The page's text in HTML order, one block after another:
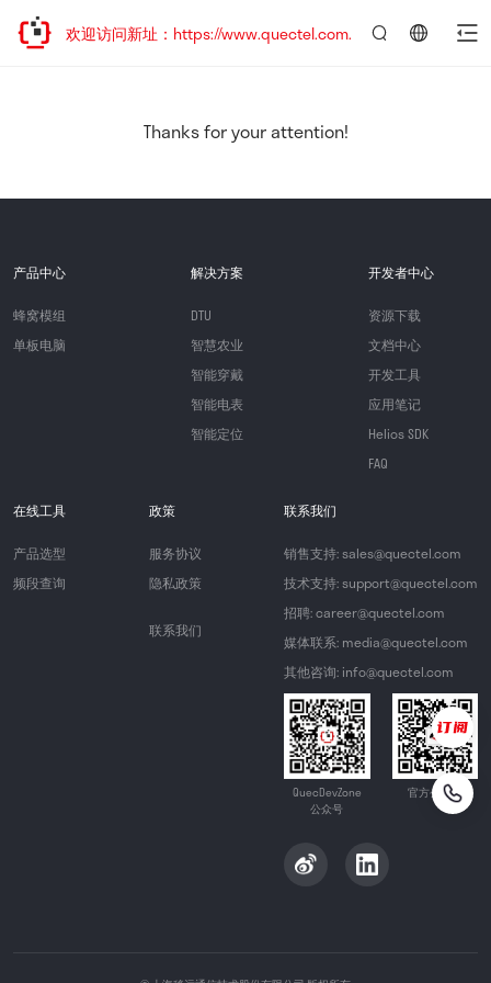
迁移，欢迎访问新址：https://www.quectel.com.cn
Thanks for your attention!
产品中心
蜂窝模组
单板电脑
解决方案
DTU
智慧农业
智能穿戴
智能电表
智能定位
开发者中心
资源下载
文档中心
开发工具
应用笔记
Helios SDK
FAQ
在线工具
产品选型
频段查询
政策
服务协议
隐私政策
联系我们
联系我们
销售支持: sales@quectel.com
技术支持: support@quectel.com
招聘: career@quectel.com
媒体联系: media@quectel.com
其他咨询: info@quectel.com
QuecDevZone
公众号
官方公众号